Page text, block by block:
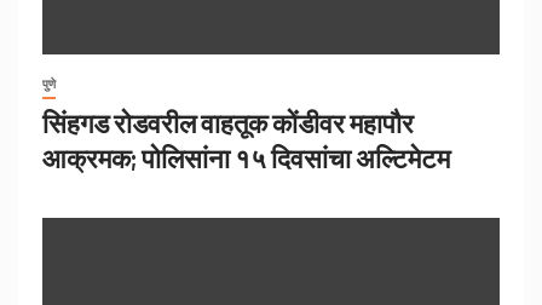
पुणे
सिंहगड रोडवरील वाहतूक कोंडीवर महापौर
आक्रमक; पोलिसांना १५ दिवसांचा अल्टिमेटम